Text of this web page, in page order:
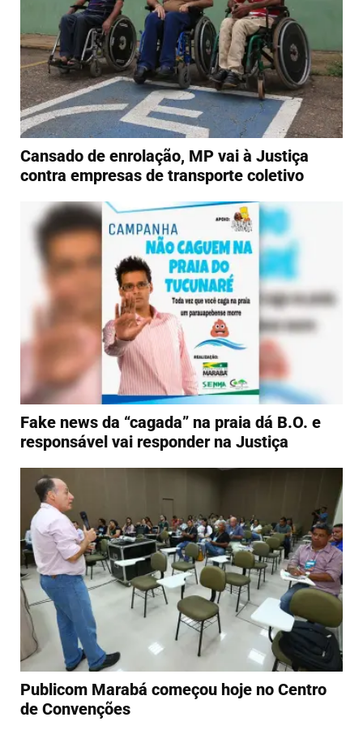
Cansado de enrolação, MP vai à Justiça
contra empresas de transporte coletivo
Fake news da “cagada” na praia dá B.O. e
responsável vai responder na Justiça
Publicom Marabá começou hoje no Centro
de Convenções